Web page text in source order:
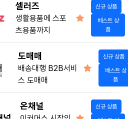
셀러즈
생활용품에 스포
츠용품까지
신규 상품
베스트 상
품
도매매
배송대행 B2B서비
스 도매매
신규 상품
베스트 상
품
온채널
신규 상품